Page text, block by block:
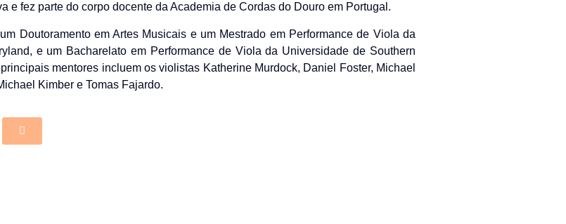
e fez parte do corpo docente da Academia de Cordas do Douro em Portugal.
Doutoramento em Artes Musicais e um Mestrado em Performance de Viola da
e um Bacharelato em Performance de Viola da Universidade de Southern
mentores incluem os violistas Katherine Murdock, Daniel Foster, Michael
Kimber e Tomas Fajardo.